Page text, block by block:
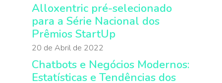
Alloxentric pré-selecionado
para a Série Nacional dos
Prêmios StartUp
20 de Abril de 2022
Chatbots e Negócios Modernos:
Estatísticas e Tendências dos